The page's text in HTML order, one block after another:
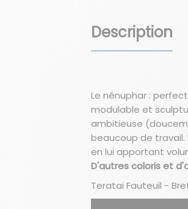
Description
Le nénuphar :
modulable et
ambitieuse
beaucoup de
en lui apportant
D'autres coloris et
Teratai Fauteuil -